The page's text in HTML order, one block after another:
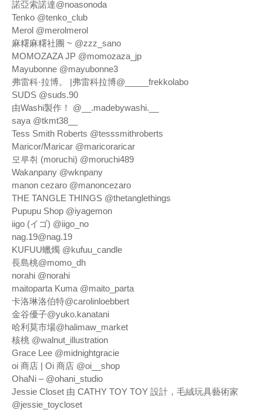
諾亞索諾達@noasonoda
Tenko @tenko_club
Merol @merolmerol
麻糬麻糬社團 ~ @zzz_sano
MOMOZAZA JP @momozaza_jp
Mayubonne @mayubonne3
弗雷科·拉博。 |弗雷科拉博@_____frekkolabo
SUDS @suds.90
由Washi製作！ @__.madebywashi.__
saya @tkmt38__
Tess Smith Roberts @tesssmithroberts
Maricor/Maricar @maricoraricar
모루취 (moruchi) @moruchi489
Wakanpany @wknpany
manon cezaro @manoncezaro
THE TANGLE THINGS @thetanglethings
Pupupu Shop @iyagemon
iigo (イゴ) @iigo_no
nag.19@nag.19
KUFUU蠟燭 @kufuu_candle
長島桃@momo_dh
norahi @norahi
maitoparta Kuma @maito_parta
卡洛琳洛伯特@carolinloebbert
金谷優子@yuko.kanatani
哈利莫市場@halimaw_market
核桃 @walnut_illustration
Grace Lee @midnightgracie
oi 商店 | Oi 商店 @oi__shop
OhaNi – @ohani_studio
Jessie Closet 由 CATHY TOY TOY 設計，毛絨玩具藝術家
@jessie_toycloset